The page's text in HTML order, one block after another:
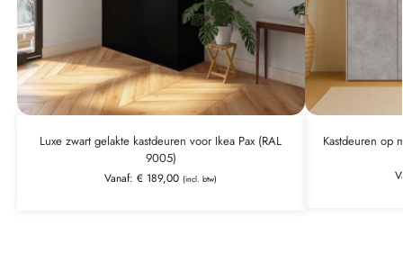
Luxe zwart gelakte kastdeuren voor Ikea Pax (RAL
9005)
Vanaf:€ 189,00 (incl. btw)
Kastdeuren op